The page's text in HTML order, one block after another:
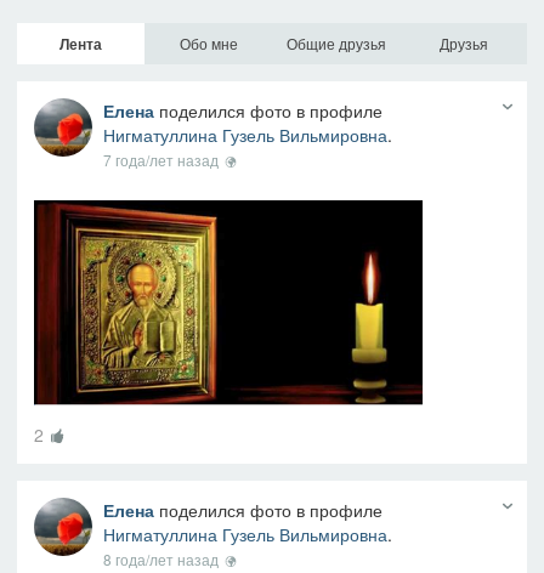
Лента Обо мне Общие друзья Друзья
Еленаподелился фото в профиле
Нигматуллина Гузель Вильмировна.
7 года/лет назад
2
Еленаподелился фото в профиле
Нигматуллина Гузель Вильмировна.
8 года/лет назад